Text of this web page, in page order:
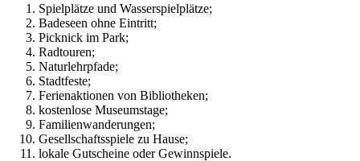
Spielplätze und Wasserspielplätze;
Badeseen ohne Eintritt;
Picknick im Park;
Radtouren;
Naturlehrpfade;
Stadtfeste;
Ferienaktionen von Bibliotheken;
kostenlose Museumstage;
Familienwanderungen;
Gesellschaftsspiele zu Hause;
lokale Gutscheine oder Gewinnspiele.